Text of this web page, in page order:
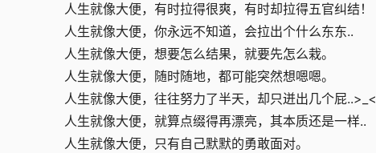
人生就像大便，有时拉得很爽，有时却拉得五官纠结！
人生就像大便，你永远不知道，会拉出个什么东东..
人生就像大便，想要怎么结果，就要先怎么栽。
人生就像大便，随时随地，都可能突然想嗯嗯。
人生就像大便，往往努力了半天，却只迸出几个屁..>_<
人生就像大便，就算点缀得再漂亮，其本质还是一样..
人生就像大便，只有自己默默的勇敢面对。